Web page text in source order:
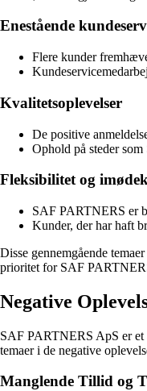
Enestående
Flere kunder
Kvalitetsoplevelser
De positive
Ophold på steder
Fleksibilitet og
SAF PARTNERS er
Kunder, der har haft
Disse gennemgående
prioritet for SAF
Negative
SAF PARTNERS ApS er et
temaer i de negative
Manglende Tillid og